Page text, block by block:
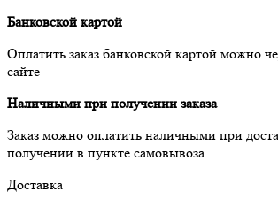
Банковской картой
Оплатить заказ банковской картой можно
сайте
Наличными при получении заказа
Заказ можно оплатить наличными при
получении в пункте самовывоза.
Доставка